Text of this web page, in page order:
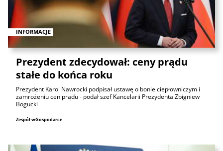
INFORMACJE
Prezydent zdecydował: ceny prądu
stałe do końca roku
Prezydent Karol Nawrocki podpisał ustawę o bonie ciepłowniczym i
zamrożeniu cen prądu - podał szef Kancelarii Prezydenta Zbigniew
Bogucki
Zespół wGospodarce